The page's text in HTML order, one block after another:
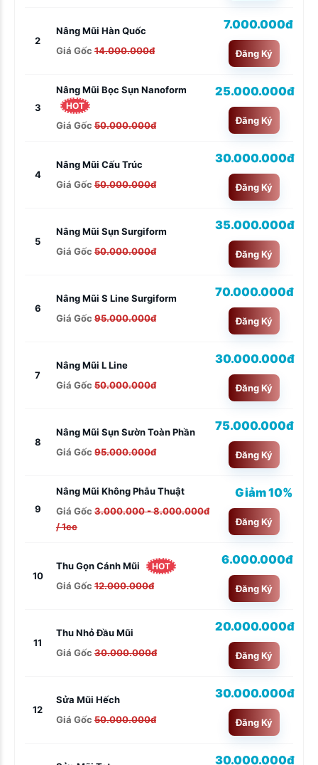
2
Nâng Mũi Hàn Quốc
Giá Gốc 14.000.000đ
7.000.000đ
Đăng Ký
3
Nâng Mũi Bọc Sụn Nanoform
HOT
Giá Gốc 50.000.000đ
25.000.000đ
Đăng Ký
4
Nâng Mũi Cấu Trúc
Giá Gốc 50.000.000đ
30.000.000đ
Đăng Ký
5
Nâng Mũi Sụn Surgiform
Giá Gốc 50.000.000đ
35.000.000đ
Đăng Ký
6
Nâng Mũi S Line Surgiform
Giá Gốc 95.000.000đ
70.000.000đ
Đăng Ký
7
Nâng Mũi L Line
Giá Gốc 50.000.000đ
30.000.000đ
Đăng Ký
8
Nâng Mũi Sụn Sườn Toàn Phần
Giá Gốc 95.000.000đ
75.000.000đ
Đăng Ký
9
Nâng Mũi Không Phẫu Thuật
Giá Gốc 3.000.000 - 8.000.000đ
/ 1cc
Giảm 10%
Đăng Ký
10
Thu Gọn Cánh Mũi HOT
Giá Gốc 12.000.000đ
6.000.000đ
Đăng Ký
11
Thu Nhỏ Đầu Mũi
Giá Gốc 30.000.000đ
20.000.000đ
Đăng Ký
12
Sửa Mũi Hếch
Giá Gốc 50.000.000đ
30.000.000đ
Đăng Ký
30.000.000đ